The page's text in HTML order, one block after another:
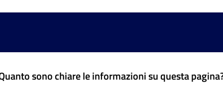
sono chiare le informazioni su questa